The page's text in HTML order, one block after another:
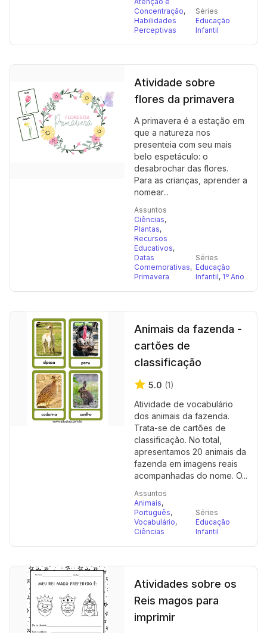
Concentração,
Habilidades
Perceptivas
Séries
Educação
Infantil
Atividade sobre
flores da primavera
A primavera é a estação em
que a natureza nos
presenteia com seu mais
belo espetáculo: o
desabrochar das flores.
Para as crianças, aprender a
nomear...
Assuntos
Ciências,
Plantas,
Recursos
Educativos,
Datas
Comemorativas,
Primavera
Séries
Educação
Infantil, 1º Ano
Animais da fazenda -
cartões de
classificação
5.0 (1)
Atividade de vocabulário
dos animais da fazenda.
Trata-se de cartões de
classificação. No total,
apresentamos 20 animais da
fazenda em imagens reais
acompanhadas do nome. O...
Assuntos
Animais,
Português,
Vocabulário,
Ciências
Séries
Educação
Infantil
Atividades sobre os
Reis magos para
imprimir